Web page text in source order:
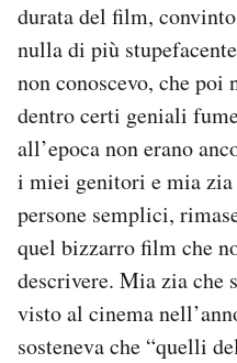
durata del film,
nulla di più
non conoscevo, che
dentro certi geniali
all’epoca non erano
i miei genitori e mia zia
persone semplici,
quel bizzarro film che
descrivere. Mia zia che
visto al cinema
sosteneva che “quelli